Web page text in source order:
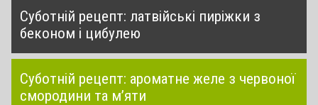
Суботній рецепт: латвійські пиріжки з
беконом і цибулею
Суботній рецепт: ароматне желе з червоної
смородини та м’яти